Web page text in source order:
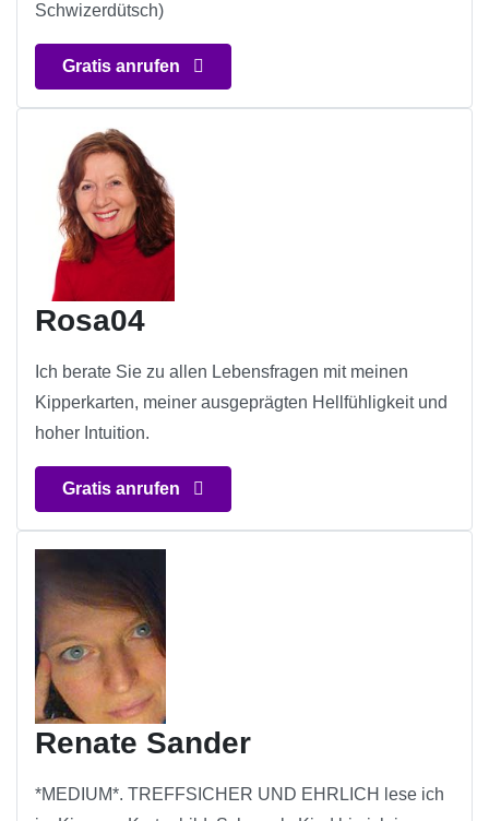
Schwizerdütsch)
Gratis anrufen
Rosa04
Ich berate Sie zu allen Lebensfragen mit meinen
Kipperkarten, meiner ausgeprägten Hellfühligkeit und
hoher Intuition.
Gratis anrufen
Renate Sander
*MEDIUM*. TREFFSICHER UND EHRLICH lese ich